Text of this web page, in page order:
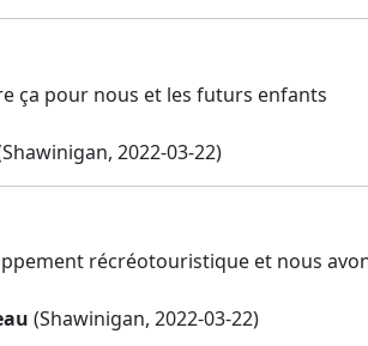
ça pour nous et les futurs enfants
2022-03-22)
récréotouristique et nous
(Shawinigan, 2022-03-22)